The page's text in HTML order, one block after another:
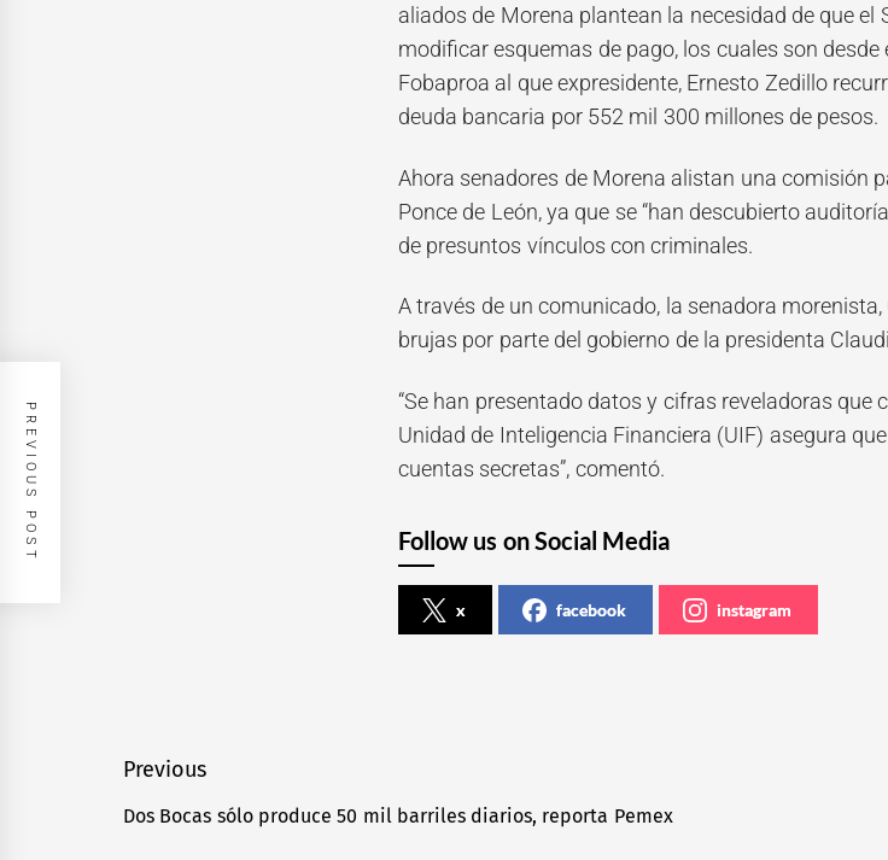
aliados de Morena plantean la necesidad de que
modificar esquemas de pago, los cuales son
Fobaproa al que expresidente, Ernesto Zedillo
deuda bancaria por 552 mil 300 millones de pesos.
Ahora senadores de Morena alistan una comisión
Ponce de León, ya que se “han descubierto
de presuntos vínculos con criminales.
A través de un comunicado, la senadora
brujas por parte del gobierno de la presidenta
“Se han presentado datos y cifras reveladoras
Unidad de Inteligencia Financiera (UIF) asegura
cuentas secretas”, comentó.
Follow us on Social Media
x facebook instagram
Navegación
de
Previous
Previous
Dos Bocas sólo produce 50 mil barriles diarios, reporta Pemex
PREVIOUS POST